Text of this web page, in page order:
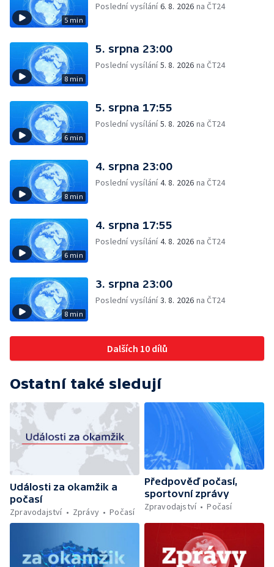
5 min
Poslední vysílání6. 8. 2026 na ČT24
8 min
5. srpna 23:00
Poslední vysílání5. 8. 2026 na ČT24
6 min
5. srpna 17:55
Poslední vysílání5. 8. 2026 na ČT24
8 min
4. srpna 23:00
Poslední vysílání4. 8. 2026 na ČT24
6 min
4. srpna 17:55
Poslední vysílání4. 8. 2026 na ČT24
8 min
3. srpna 23:00
Poslední vysílání3. 8. 2026 na ČT24
Dalších 10 dílů
Ostatní také sledují
Události za okamžik a
počasí
Zpravodajství
Zprávy Počasí
Předpověď počasí,
sportovní zprávy
Zpravodajství
Počasí